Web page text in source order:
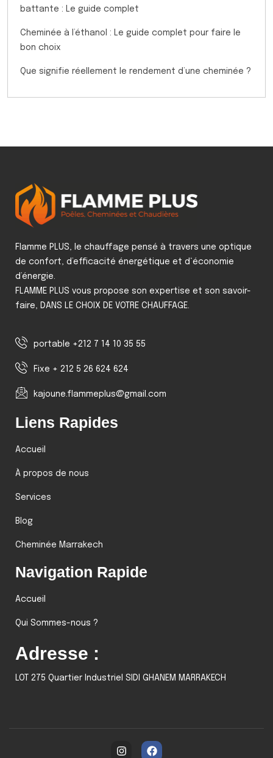
battante : Le guide complet
Cheminée à l’éthanol : Le guide complet pour faire le
bon choix
Que signifie réellement le rendement d’une cheminée ?
Flamme PLUS, le chauffage pensé à travers une optique
de confort, d’efficacité énergétique et d‘économie
d’énergie.
FLAMME PLUS vous propose son expertise et son savoir-
faire, DANS LE CHOIX DE VOTRE CHAUFFAGE.
portable +212 7 14 10 35 55
Fixe + 212 5 26 624 624
kajoune.flammeplus@gmail.com
Liens Rapides
Accueil
À propos de nous
Services
Blog
Cheminée Marrakech
Navigation Rapide
Accueil
Qui Sommes-nous ?
Adresse :
LOT 275 Quartier Industriel SIDI GHANEM MARRAKECH